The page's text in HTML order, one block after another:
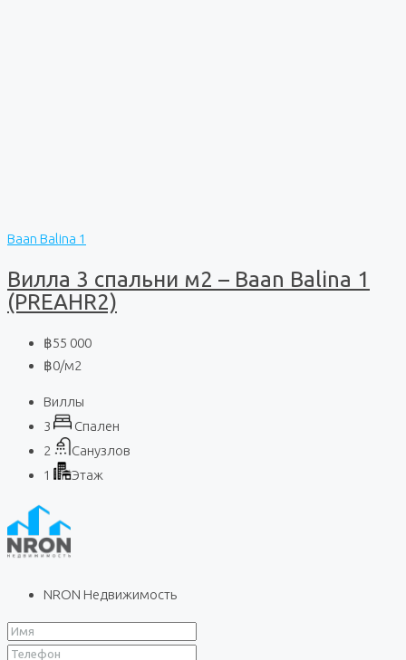
Baan Balina 1
Вилла 3 спальни м2 – Baan Balina 1
(PREAHR2)
฿55 000
฿0/м2
Виллы
3
Спален
2
Санузлов
1
Этаж
NRON Недвижимость